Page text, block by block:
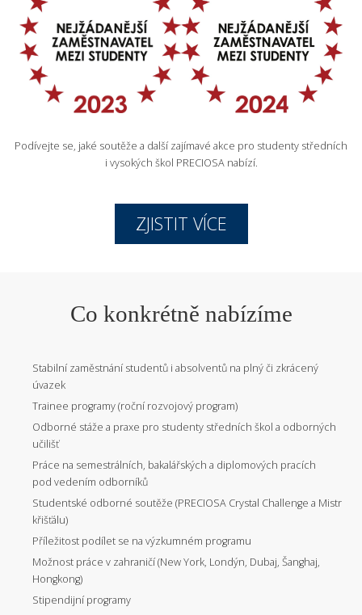
Podívejte se, jaké soutěže a další zajímavé akce pro studenty středních
i vysokých škol PRECIOSA nabízí.
ZJISTIT VÍCE
Co konkrétně nabízíme
Stabilní zaměstnání studentů i absolventů na plný či zkrácený
úvazek
Trainee programy (roční rozvojový program)
Odborné stáže a praxe pro studenty středních škol a odborných
učilišť
Práce na semestrálních, bakalářských a diplomových pracích
pod vedením odborníků
Studentské odborné soutěže (PRECIOSA Crystal Challenge a Mistr
křišťálu)
Příležitost podílet se na výzkumném programu
Možnost práce v zahraničí (New York, Londýn, Dubaj, Šanghaj,
Hongkong)
Stipendijní programy